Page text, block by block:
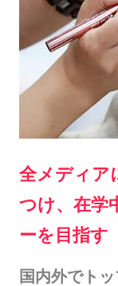
全メディア
つけ、在学
ーを目指す
国内外でト